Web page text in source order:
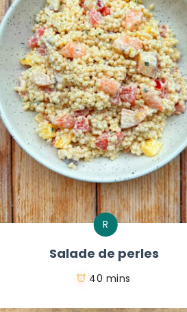
R
Salade de perles
40 mins